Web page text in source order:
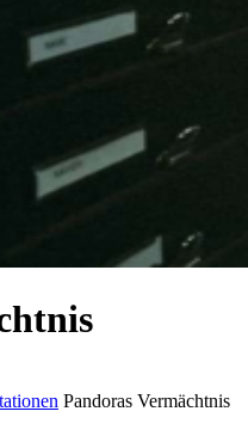
Pandoras Vermächtnis